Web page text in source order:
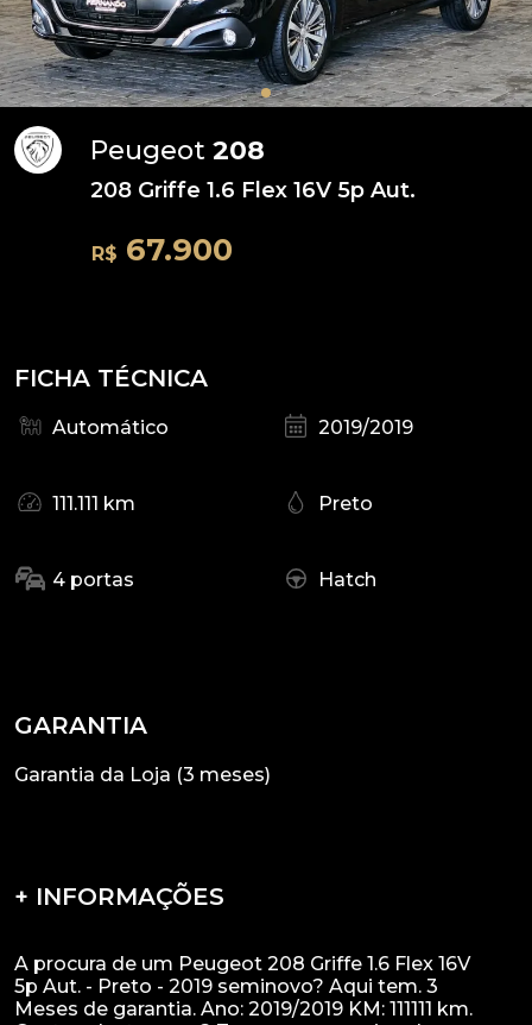
Peugeot 208
208 Griffe 1.6 Flex 16V 5p Aut.
R$ 67.900
FICHA TÉCNICA
Automático 2019/2019
111.111 km Preto
4 portas Hatch
GARANTIA
Garantia da Loja (3 meses)
+ INFORMAÇÕES
A procura de um Peugeot 208 Griffe 1.6 Flex 16V
5p Aut. - Preto - 2019 seminovo? Aqui tem. 3
Meses de garantia. Ano: 2019/2019 KM: 111111 km.